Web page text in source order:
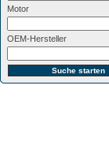
Motor
OEM-Hersteller